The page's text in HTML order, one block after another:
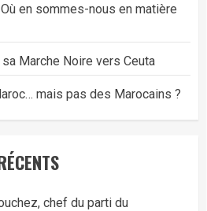
en sommes-nous en matière
Marche Noire vers Ceuta
mais pas des Marocains ?
chef du parti du